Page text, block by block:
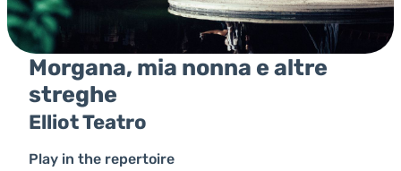
Morgana, mia nonna e altre
streghe
Elliot Teatro
Play in the repertoire